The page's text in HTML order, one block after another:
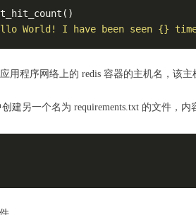
World! I have been seen {}
用程序网络上的 redis 容器的主机名，该主
创建另一个名为 requirements.txt 的文件，内